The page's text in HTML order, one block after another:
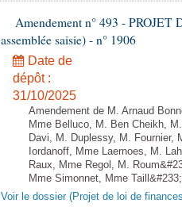
Amendement n° 493 -
assemblée saisie) - n° 1906
Date de
dépôt :
31/10/2025
Amendement de M. Arnaud
Mme Belluco, M. Ben Cheikh,
Davi, M. Duplessy, M. Fournier,
Iordanoff, Mme Laernoes, M.
Raux, Mme Regol, M.
Mme Simonnet, Mme
Voir le dossier (Projet de loi de